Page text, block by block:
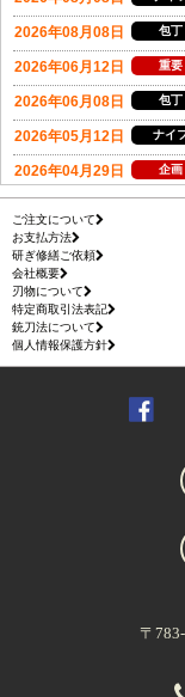
ご注文について
お支払方法
研ぎ修繕ご依頼
会社概要
刃物について
特定商取引法表記
銃刀法について
個人情報保護方針
〒